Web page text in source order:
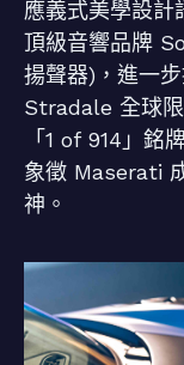
應義式美學設計
頂級音響品牌
揚聲器)，進一
Stradale 全球
「1 of 914」銘
象徵 Maserati
神。